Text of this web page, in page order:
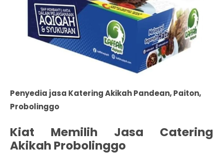
Penyedia jasa Katering Akikah Pandean, Paiton,
Probolinggo
Kiat Memilih Jasa Catering
Akikah Probolinggo